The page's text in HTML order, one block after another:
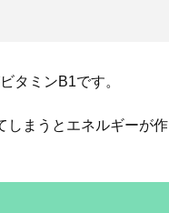
タミンB1です。
しまうとエネルギーが作